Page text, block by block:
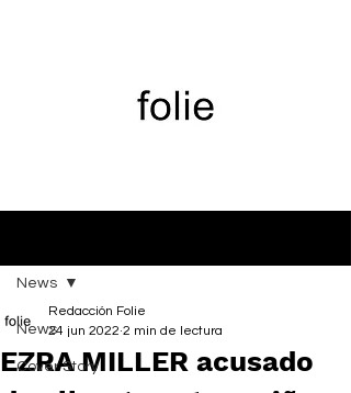
News
Cover Story
News
EZRA MILLER acusado
Redacción Folie
24 jun 2022 2 min de lectura